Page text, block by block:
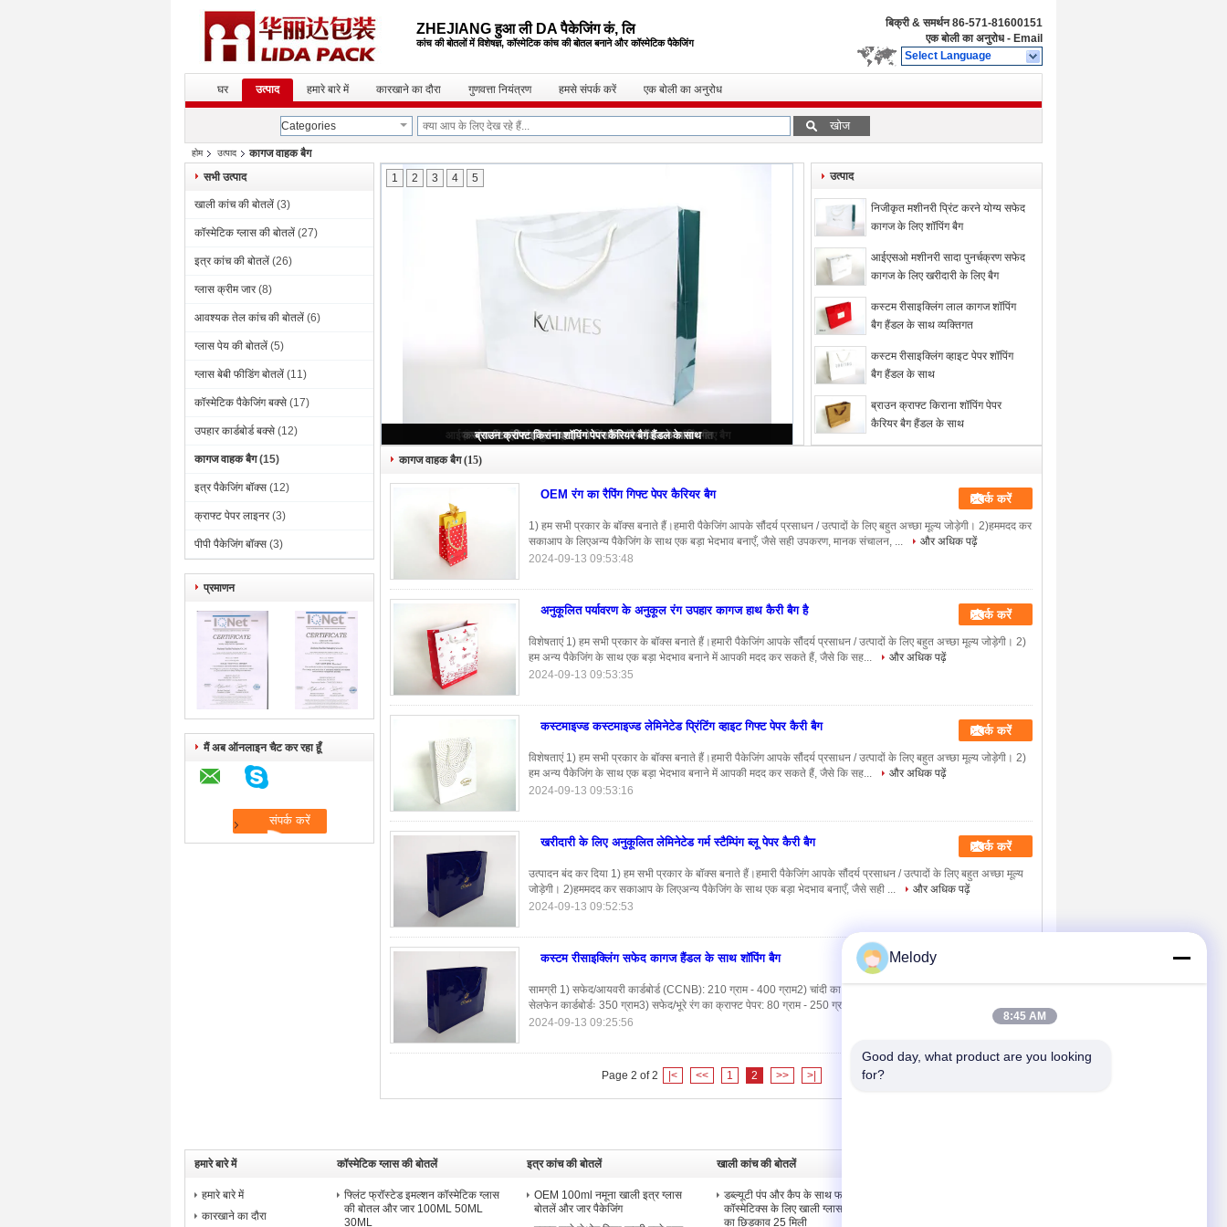
ZHEJIANG हुआ ली DA पैकेजिंग कं, लि
कांच की बोतलों में विशेषज्ञ, कॉस्मेटिक कांच की बोतलबनाने और कॉस्मेटिक पैकेजिंग
बिक्री & समर्थन86-571-81600151
एक बोली का अनुरोध - Email
Select Language
घर उत्पाद हमारे बारे में कारखाने का दौरा गुणवत्ता नियंत्रण हमसे संपर्क करें एक बोली का अनुरोध
Categories खोज
होम उत्पाद
कागज वाहक बैग
सभी उत्पाद
खाली कांच की बोतलें (3)
कॉस्मेटिक ग्लास की बोतलें (27)
इत्र कांच की बोतलें (26)
ग्लास क्रीम जार (8)
आवश्यक तेल कांच की बोतलें (6)
ग्लास पेय की बोतलें (5)
ग्लास बेबी फीडिंग बोतलें (11)
कॉस्मेटिक पैकेजिंग बक्से (17)
उपहार कार्डबोर्ड बक्से (12)
कागज वाहक बैग (15)
इत्र पैकेजिंग बॉक्स (12)
क्राफ्ट पेपर लाइनर (3)
पीपी पैकेजिंग बॉक्स (3)
प्रमाणन
मैं अब ऑनलाइन चैट कर रहा हूँ
निजीकृत मशीनरी प्रिंट करने योग्य सफेद कागज के लिए शॉपिंग बैग
आईएसओ मशीनरी सादा पुनर्चक्रण सफेद कागज के लिए खरीदारी के लिए बैग
कस्टम रीसाइक्लिंग लाल कागज शॉपिंग बैग हैंडल के साथ व्यक्तिगत
कस्टम रीसाइक्लिंग व्हाइट पेपर शॉपिंग बैग हैंडल के साथ
ब्राउन क्राफ्ट किराना शॉपिंग पेपर कैरियर बैग हैंडल के साथ
1 2 3 4 5 उत्पाद
निजीकृत मशीनरी प्रिंट करने योग्य सफेद
कागज के लिए शॉपिंग बैग
आईएसओ मशीनरी सादा पुनर्चक्रण सफेद
कागज के लिए खरीदारी के लिए बैग
कस्टम रीसाइक्लिंग लाल कागज शॉपिंग
बैग हैंडल के साथ व्यक्तिगत
कस्टम रीसाइक्लिंग व्हाइट पेपर शॉपिंग
बैग हैंडल के साथ
ब्राउन क्राफ्ट किराना शॉपिंग पेपर
कैरियर बैग हैंडल के साथ
कागज वाहक बैग (15)
OEM रंग का रैपिंग गिफ्ट पेपर कैरियर बैग संपर्क करें
1) हम सभी प्रकार के बॉक्स बनाते हैं।हमारी पैकेजिंग आपके सौंदर्य प्रसाधन / उत्पादों के लिए बहुत अच्छा मूल्य जोड़ेगी। 2)हममदद कर
सकाआप के लिएअन्य पैकेजिंग के साथ एक बड़ा भेदभाव बनाएँ, जैसे सही उपकरण, मानक संचालन, ...
और अधिक पढ़ें
2024-09-13 09:53:48
अनुकूलित पर्यावरण के अनुकूल रंग उपहार कागज हाथ कैरी बैग है संपर्क करें
विशेषताएं 1) हम सभी प्रकार के बॉक्स बनाते हैं।हमारी पैकेजिंग आपके सौंदर्य प्रसाधन / उत्पादों के लिए बहुत अच्छा मूल्य जोड़ेगी। 2)
हम अन्य पैकेजिंग के साथ एक बड़ा भेदभाव बनाने में आपकी मदद कर सकते हैं, जैसे कि सह...
और अधिक पढ़ें
2024-09-13 09:53:35
कस्टमाइज्ड कस्टमाइज्ड लेमिनेटेड प्रिंटिंग व्हाइट गिफ्ट पेपर कैरी बैग संपर्क करें
विशेषताएं 1) हम सभी प्रकार के बॉक्स बनाते हैं।हमारी पैकेजिंग आपके सौंदर्य प्रसाधन / उत्पादों के लिए बहुत अच्छा मूल्य जोड़ेगी। 2)
हम अन्य पैकेजिंग के साथ एक बड़ा भेदभाव बनाने में आपकी मदद कर सकते हैं, जैसे कि सह...
और अधिक पढ़ें
2024-09-13 09:53:16
खरीदारी के लिए अनुकूलित लेमिनेटेड गर्म स्टैम्पिंग ब्लू पेपर कैरी बैग संपर्क करें
उत्पादन बंद कर दिया 1) हम सभी प्रकार के बॉक्स बनाते हैं।हमारी पैकेजिंग आपके सौंदर्य प्रसाधन / उत्पादों के लिए बहुत अच्छा मूल्य
जोड़ेगी। 2)हममदद कर सकाआप के लिएअन्य पैकेजिंग के साथ एक बड़ा भेदभाव बनाएँ, जैसे सही ...
और अधिक पढ़ें
2024-09-13 09:52:53
कस्टम रीसाइक्लिंग सफेद कागज हैंडल के साथ शॉपिंग बैग
सामग्री 1) सफेद/आयवरी कार्डबोर्ड (CCNB): 210 ग्राम - 400 ग्राम2) चांदी का कार्डबोर्ड, सोने का कार्डबोर्ड, लेजर कार्डबोर्ड,
सेलफेन कार्डबोर्डः 350 ग्राम3) सफेद/भूरे रंग का क्राफ्ट पेपर: 80 ग्राम - 250 ग्राम।4) (...
2024-09-13 09:25:56
Page 2 of 2 |< << 1 2 >> >|
हमारे बारे में
हमारे बारे में
कारखाने का दौरा
कॉस्मेटिक ग्लास की बोतलें
फ्लिंट फ्रॉस्टेड इमल्शन कॉस्मेटिक ग्लास
की बोतल और जार 100ML 50ML
30ML
इत्र कांच की बोतलें
OEM 100ml नमूना खाली इत्र ग्लास
बोतलें और जार पैकेजिंग
खाली कांच की बोतलें
डब्ल्यूटी पंप और कैप के साथ फाउंडेशन
कॉस्मेटिक्स के लिए खाली ग्लास बोतलों
का छिड़काव 25 मिली
Melody
8:45 AM
Good day, what product are you looking
for?